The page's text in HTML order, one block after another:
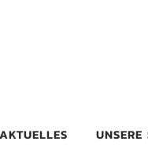
AKTUELLES UNSERE